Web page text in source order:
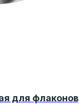
для флаконов